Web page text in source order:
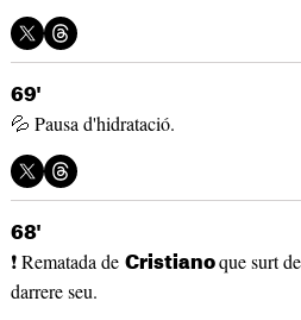
69'
💦 Pausa d'hidratació.
68'
❗ Rematada de Cristianoque surt
darrere seu.